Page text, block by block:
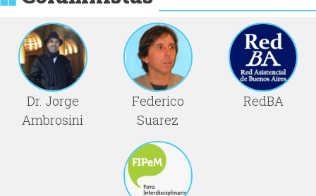
Dr. Jorge
Ambrosini
Federico
Suarez
RedBA